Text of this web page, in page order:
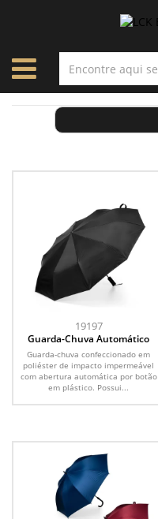
19197
Guarda-Chuva Automático
Guarda-chuva confeccionado em
poliéster de impacto impermeável
com abertura automática por botão
em plástico. Possui...